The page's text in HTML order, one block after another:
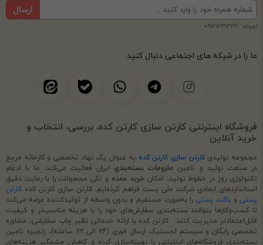
ارسال
نمونه: 09121231234
ما را در شبکه های اجتماعی دنبال کنید.
فروشگاه اینترنتی کارتن سازی کارتن کده، بررسی، انتخاب و
خرید آنلاین
مجموعه تولیدیکارتن سازی کارتن کده به عنوان یک نهاد تخصصی و کارخانه مرجع
در صنعت تولید و تامین ملزومات بسته‌بندی ایران فعالیت می‌کند. ما با ادغام
تکنولوژی روز در خطوط تولید، امکانخرید عمده و تکی محصولات را با رعایت دقیق
استانداردهای ابعادی شرکت ملی پست فراهم کرده‌ایم. کارتن سازی کارتن کده کارتن
پستیو پاکت پستیرا به‌صورت مستقیم و بدون واسطه از تولیدکننده عرضه می‌کند
تا کسب‌وکارها بتوانند بسته‌بندی سفارش‌های خود را با هزینه مناسب‌تر و کیفیت
قابل‌اعتمادتر مدیریت کنند. کارتن کده با ارائه خدماتی نظیر چاپ سفارشی، مشاوره
تخصصی رایگان و سیستم لجستیک ارسال فوری (24 الی 72 ساعته)، زنجیره تامین
بسته‌بندی فروشگاه‌های اینترنتی را بهینه‌سازی کرده و کاهش چشمگیر هزینه‌های